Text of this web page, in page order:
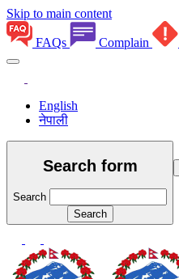
Skip to main content
FAQs Complain
English
नेपाली
Search form
Search